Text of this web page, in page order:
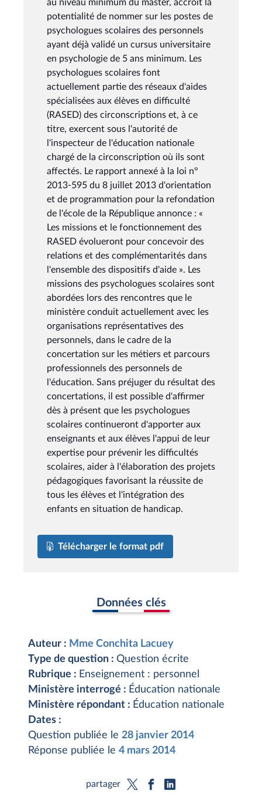
au niveau minimum du master, accroît la
potentialité de nommer sur les postes de
psychologues scolaires des personnels
ayant déjà validé un cursus universitaire
en psychologie de 5 ans minimum. Les
psychologues scolaires font
actuellement partie des réseaux d'aides
spécialisées aux élèves en difficulté
(RASED) des circonscriptions et, à ce
titre, exercent sous l'autorité de
l'inspecteur de l'éducation nationale
chargé de la circonscription où ils sont
affectés. Le rapport annexé à la loi n°
2013-595 du 8 juillet 2013 d'orientation
et de programmation pour la refondation
de l'école de la République annonce : «
Les missions et le fonctionnement des
RASED évolueront pour concevoir des
relations et des complémentarités dans
l'ensemble des dispositifs d'aide ». Les
missions des psychologues scolaires sont
abordées lors des rencontres que le
ministère conduit actuellement avec les
organisations représentatives des
personnels, dans le cadre de la
concertation sur les métiers et parcours
professionnels des personnels de
l'éducation. Sans préjuger du résultat des
concertations, il est possible d'affirmer
dès à présent que les psychologues
scolaires continueront d'apporter aux
enseignants et aux élèves l'appui de leur
expertise pour prévenir les difficultés
scolaires, aider à l'élaboration des projets
pédagogiques favorisant la réussite de
tous les élèves et l'intégration des
enfants en situation de handicap.
Télécharger le format pdf
Données clés
Auteur : Mme Conchita Lacuey
Type de question : Question écrite
Rubrique : Enseignement : personnel
Ministère interrogé : Éducation nationale
Ministère répondant : Éducation nationale
Dates :
Question publiée le 28 janvier 2014
Réponse publiée le 4 mars 2014
partager